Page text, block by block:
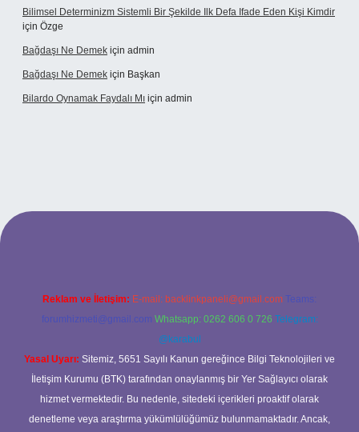
Bilimsel Determinizm Sistemli Bir Şekilde Ilk Defa Ifade Eden Kişi Kimdir
için Özge
Bağdaşı Ne Demek için admin
Bağdaşı Ne Demek için Başkan
Bilardo Oynamak Faydalı Mı için admin
Reklam ve İletişim: E-mail: backlinkpaneli@gmail.com Teams:
forumhizmeti@gmail.com Whatsapp: 0262 606 0 726 Telegram:
@karabul
Yasal Uyarı: Sitemiz, 5651 Sayılı Kanun gereğince Bilgi Teknolojileri ve
İletişim Kurumu (BTK) tarafından onaylanmış bir Yer Sağlayıcı olarak
hizmet vermektedir. Bu nedenle, sitedeki içerikleri proaktif olarak
denetleme veya araştırma yükümlülüğümüz bulunmamaktadır. Ancak,